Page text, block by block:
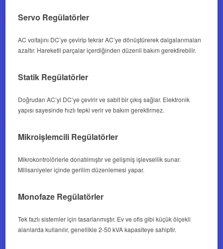
Servo Regülatörler
AC voltajını DC’ye çevirip tekrar AC’ye dönüştürerek dalgalanmaları
azaltır. Hareketli parçalar içerdiğinden düzenli bakım gerektirebilir.
Statik Regülatörler
Doğrudan AC’yi DC’ye çevirir ve sabit bir çıkış sağlar. Elektronik
yapısı sayesinde hızlı tepki verir ve bakım gerektirmez.
Mikroişlemcili Regülatörler
Mikrokontrolörlerle donatılmıştır ve gelişmiş işlevsellik sunar.
Milisaniyeler içinde gerilim düzenlemesi yapar.
Monofaze Regülatörler
Tek fazlı sistemler için tasarlanmıştır. Ev ve ofis gibi küçük ölçekli
alanlarda kullanılır, genellikle 2-50 kVA kapasiteye sahiptir.